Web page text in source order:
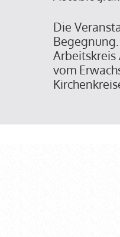
Die
Arbeitskreis
vom